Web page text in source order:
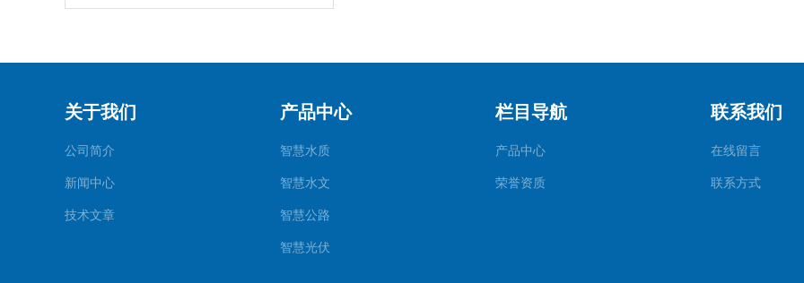
关于我们
公司简介
新闻中心
技术文章
产品中心
智慧水质
智慧水文
智慧公路
智慧光伏
栏目导航
产品中心
荣誉资质
联系我们
在线留言
联系方式